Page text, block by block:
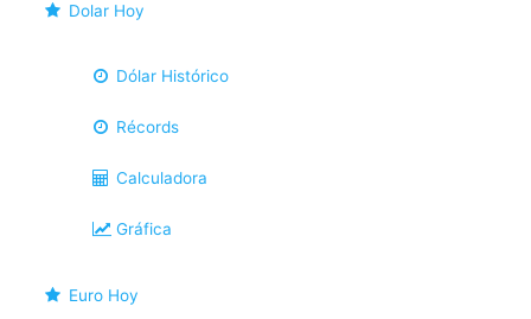
Dolar Hoy
Dólar Histórico
Récords
Calculadora
Gráfica
Euro Hoy